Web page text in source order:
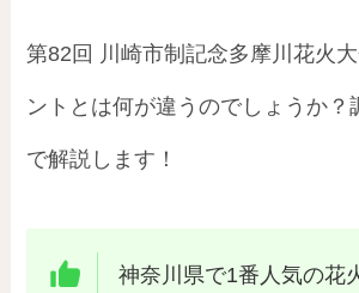
第82回 川崎市制記念多摩川花火
ントとは何が違うのでしょうか？
で解説します！
神奈川県で1番人気の花